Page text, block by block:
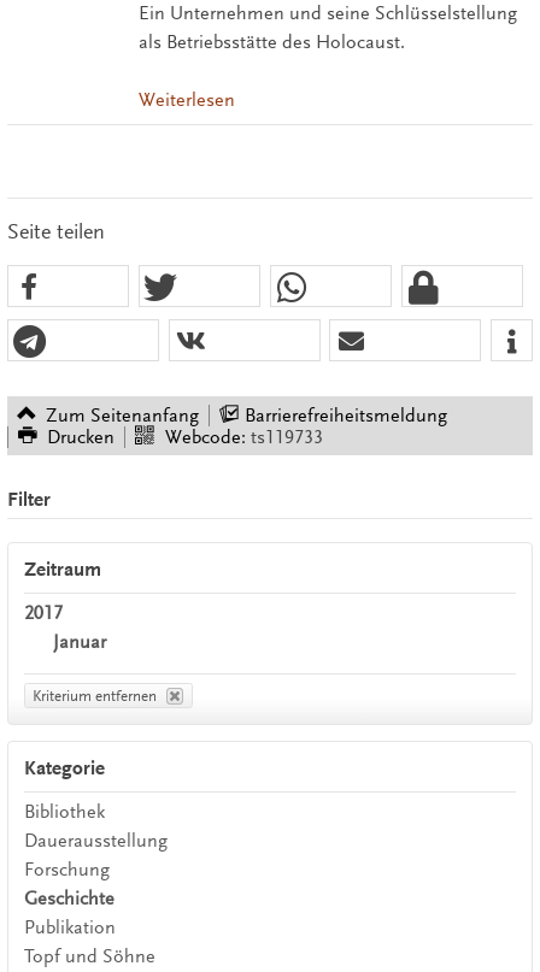
Ein Unternehmen und seine Schlüsselstellung
als Betriebsstätte des Holocaust.
Weiterlesen
Seite teilen
Zum Seitenanfang
Barrierefreiheitsmeldung
Drucken
Webcode: ts119733
Filter
Zeitraum
2017
Januar
Kriterium entfernen
Kategorie
Bibliothek
Dauerausstellung
Forschung
Geschichte
Publikation
Topf und Söhne